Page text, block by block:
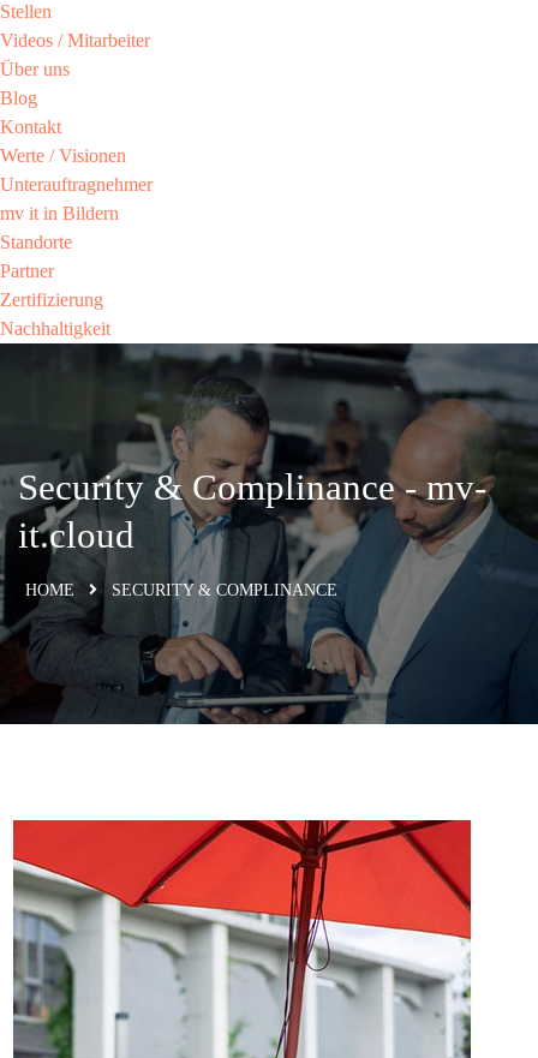
Stellen
Videos / Mitarbeiter​
Über uns
Blog
Kontakt
Werte / Visionen ​
Unterauftragnehmer
mv it in Bildern​
Standorte
Partner​
Zertifizierung​
Nachhaltigkeit​
Security & Complinance​ - mv-
it.cloud
HOME SECURITY & COMPLINANCE​